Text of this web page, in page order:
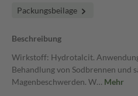
Packungsbeilage
Beschreibung
Wirkstoff: Hydrotalcit.
Behandlung von Sodbrennen und
Magenbeschwerden. W… Mehr